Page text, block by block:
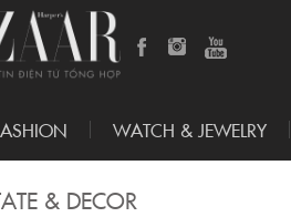
WATCH & JEWELRY
& DECOR